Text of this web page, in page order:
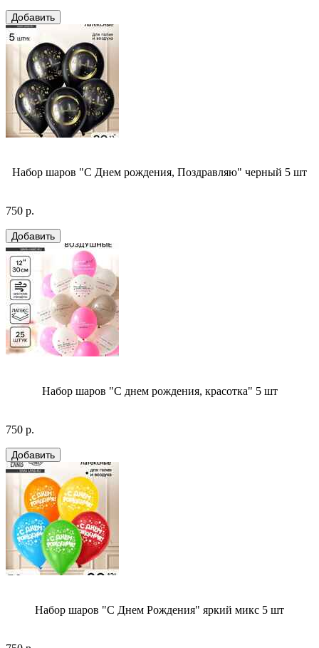
Набор шаров "С Днем рождения, Поздравляю" черный 5 шт
750 р.
Набор шаров "С днем рождения, красотка" 5 шт
750 р.
Набор шаров "С Днем Рождения" яркий микс 5 шт